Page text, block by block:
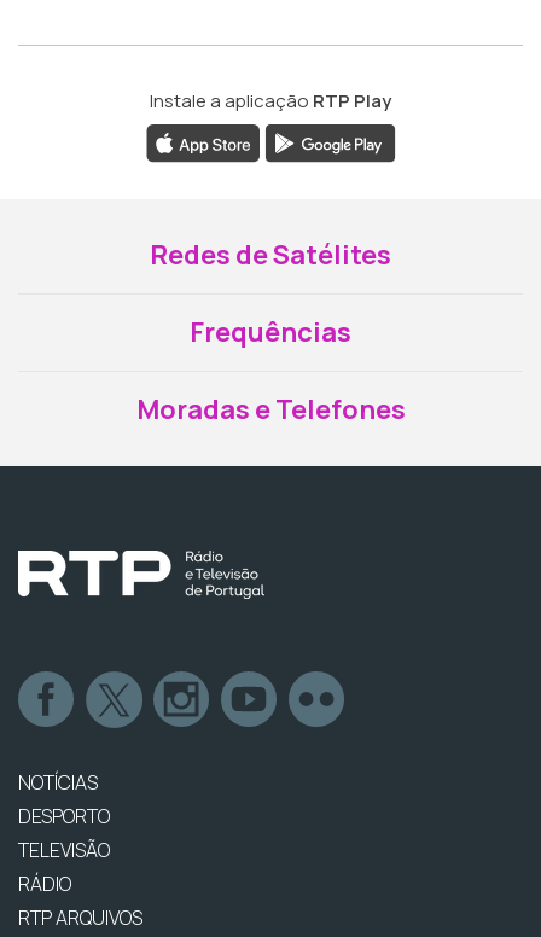
Instale a aplicação RTP Play
Redes de Satélites
Frequências
Moradas e Telefones
NOTÍCIAS
DESPORTO
TELEVISÃO
RÁDIO
RTP ARQUIVOS